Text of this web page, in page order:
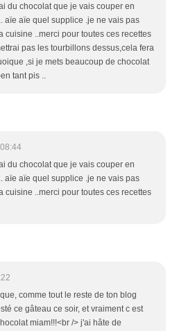
du chocolat que je vais couper en
aïe aïe quel supplice .je ne vais pas
cuisine ..merci pour toutes ces recettes
pas les tourbillons dessus,cela fera
,si je mets beaucoup de chocolat
tant pis ..
du chocolat que je vais couper en
aïe aïe quel supplice .je ne vais pas
cuisine ..merci pour toutes ces recettes
comme tout le reste de ton blog
ce gâteau ce soir, et vraiment c est
miam!!!<br /> j'ai hâte de